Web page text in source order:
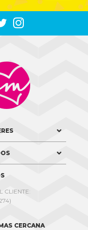

CLIENTE:
CERCANA